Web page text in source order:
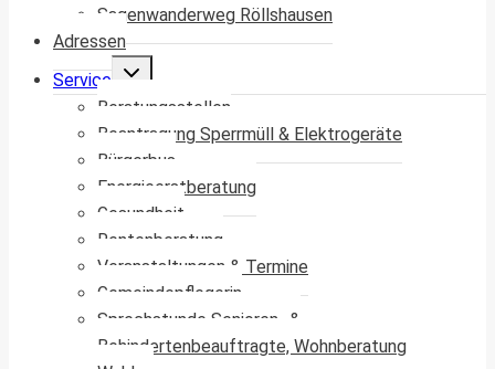
Sagenwanderweg Röllshausen
Adressen
Service
Untermenü
umschalten
Beratungsstellen
Beantragung Sperrmüll & Elektrogeräte
Bürgerbus
Energieerstberatung
Gesundheit
Rentenberatung
Veranstaltungen & Termine
Gemeindepflegerin
Sprechstunde Senioren- &
Behindertenbeauftragte, Wohnberatung